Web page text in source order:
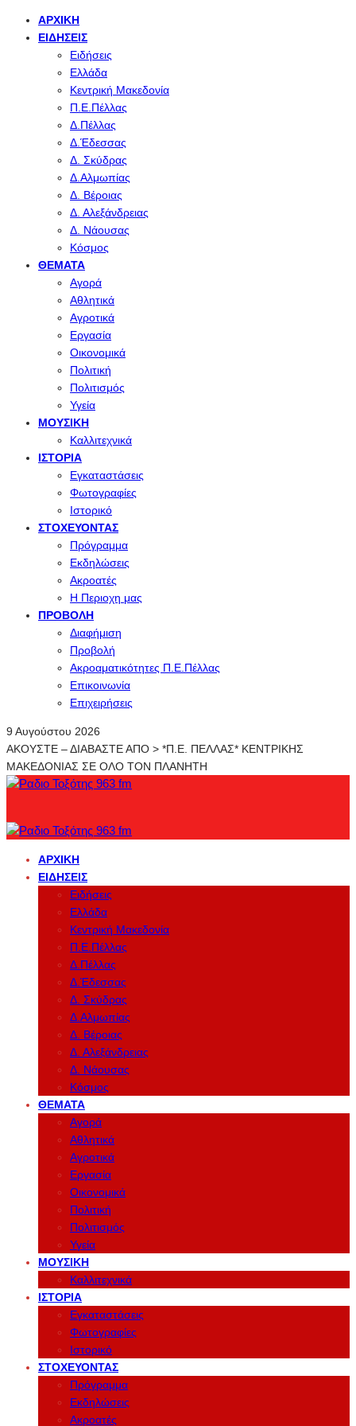
ΑΡΧΙΚΉ
ΕΙΔΉΣΕΙΣ
Ειδήσεις
Ελλάδα
Κεντρική Μακεδονία
Π.Ε.Πέλλας
Δ.Πέλλας
Δ.Έδεσσας
Δ. Σκύδρας
Δ.Αλμωπίας
Δ. Βέροιας
Δ. Αλεξάνδρειας
Δ. Νάουσας
Κόσμος
ΘΈΜΑΤΑ
Αγορά
Αθλητικά
Αγροτικά
Εργασία
Οικονομικά
Πολιτική
Πολιτισμός
Υγεία
ΜΟΥΣΙΚΉ
Καλλιτεχνικά
ΙΣΤΟΡΊΑ
Εγκαταστάσεις
Φωτογραφίες
Ιστορικό
ΣΤΟΧΕΎΟΝΤΑΣ
Πρόγραμμα
Εκδηλώσεις
Ακροατές
Η Περιοχη μας
ΠΡΟΒΟΛΉ
Διαφήμιση
Προβολή
Ακροαματικότητες Π.Ε.Πέλλας
Επικοινωνία
Επιχειρήσεις
9 Αυγούστου 2026
ΑΚΟΥΣΤΕ – ΔΙΑΒΑΣΤΕ ΑΠΟ > *Π.Ε. ΠΕΛΛΑΣ* ΚΕΝΤΡΙΚΗΣ
ΜΑΚΕΔΟΝΙΑΣ ΣΕ ΟΛΟ ΤΟΝ ΠΛΑΝΗΤΗ
ΑΡΧΙΚΉ
ΕΙΔΉΣΕΙΣ
Ειδήσεις
Ελλάδα
Κεντρική Μακεδονία
Π.Ε.Πέλλας
Δ.Πέλλας
Δ.Έδεσσας
Δ. Σκύδρας
Δ.Αλμωπίας
Δ. Βέροιας
Δ. Αλεξάνδρειας
Δ. Νάουσας
Κόσμος
ΘΈΜΑΤΑ
Αγορά
Αθλητικά
Αγροτικά
Εργασία
Οικονομικά
Πολιτική
Πολιτισμός
Υγεία
ΜΟΥΣΙΚΉ
Καλλιτεχνικά
ΙΣΤΟΡΊΑ
Εγκαταστάσεις
Φωτογραφίες
Ιστορικό
ΣΤΟΧΕΎΟΝΤΑΣ
Πρόγραμμα
Εκδηλώσεις
Ακροατές